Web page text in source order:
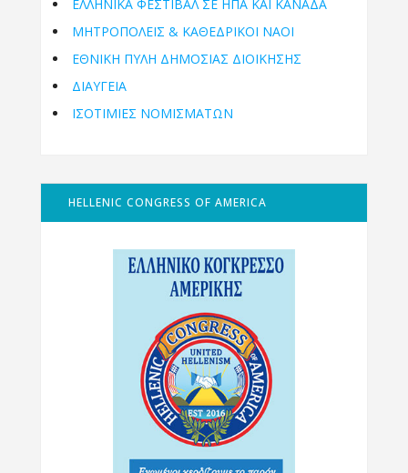
ΕΛΛΗΝΙΚΆ ΦΕΣΤΙΒΆΛ ΣΕ ΗΠΑ ΚΑΙ ΚΑΝΑΔΑ
ΜΗΤΡΟΠΌΛΕΙΣ & ΚΑΘΕΔΡΙΚΟΊ ΝΑΟΊ
ΕΘΝΙΚΉ ΠΎΛΗ ΔΗΜΌΣΙΑΣ ΔΙΟΊΚΗΣΗΣ
ΔΙΑΥΓΕΙΑ
ΙΣΟΤΙΜΙΕΣ ΝΟΜΙΣΜΑΤΩΝ
HELLENIC CONGRESS OF AMERICA